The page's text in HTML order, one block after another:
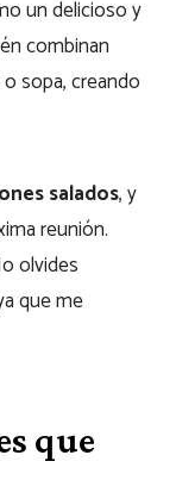
un delicioso y
combinan
sopa, creando
salados, y
reunión.
olvides
que me
que